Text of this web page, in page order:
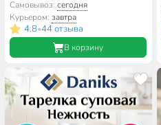
Daniks
Самовывоз:сегодня
Курьером:завтра
4.8•44 отзыва
В корзину